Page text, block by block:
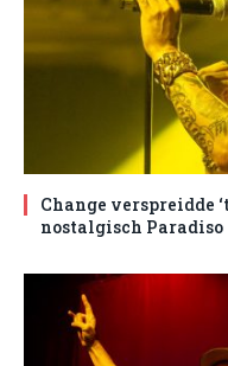
Change verspreidde
nostalgisch Paradiso